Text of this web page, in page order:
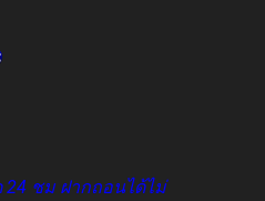
ชม ฝากถอนได้ไม่